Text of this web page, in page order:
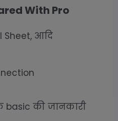
With Pro
Sheet, आदि
basic की जानकारी